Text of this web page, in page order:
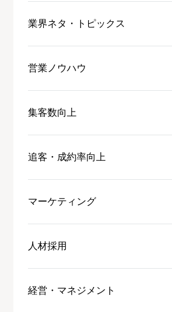
業界ネタ・トピックス
営業ノウハウ
集客数向上
追客・成約率向上
マーケティング
人材採用
経営・マネジメント